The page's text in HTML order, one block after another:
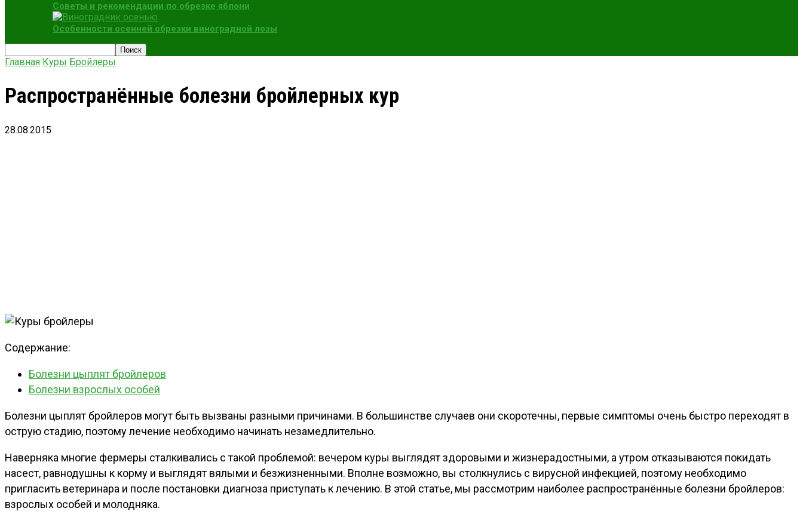
Советы и рекомендации по обрезке яблони
Особенности осенней обрезки виноградной лозы
Главная Куры Бройлеры
Распространённые болезни бройлерных кур
28.08.2015
Содержание:
Болезни цыплят бройлеров
Болезни взрослых особей
Болезни цыплят бройлеров могут быть вызваны разными причинами. В большинстве случаев они скоротечны, первые симптомы очень быстро переходят в
острую стадию, поэтому лечение необходимо начинать незамедлительно.
Наверняка многие фермеры сталкивались с такой проблемой: вечером куры выглядят здоровыми и жизнерадостными, а утром отказываются покидать
насест, равнодушны к корму и выглядят вялыми и безжизненными. Вполне возможно, вы столкнулись с вирусной инфекцией, поэтому необходимо
пригласить ветеринара и после постановки диагноза приступать к лечению. В этой статье, мы рассмотрим наиболее распространённые болезни бройлеров:
взрослых особей и молодняка.